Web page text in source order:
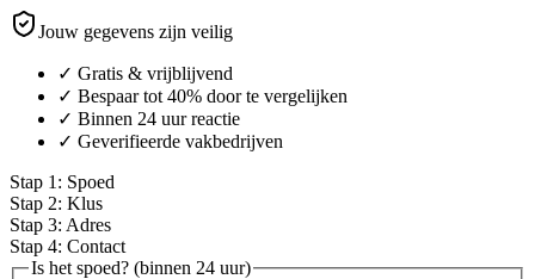
Jouw gegevens zijn veilig
✓ Gratis & vrijblijvend
✓ Bespaar tot 40% door te vergelijken
✓ Binnen 24 uur reactie
✓ Geverifieerde vakbedrijven
Stap 1 : Spoed
Stap 2: Klus
Stap 3: Adres
Stap 4: Contact
Is het spoed? (binnen 24 uur)